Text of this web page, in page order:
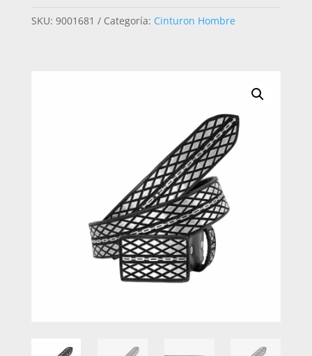
CADENA
SKU: 9001681 Categoría: Cinturon Hombre